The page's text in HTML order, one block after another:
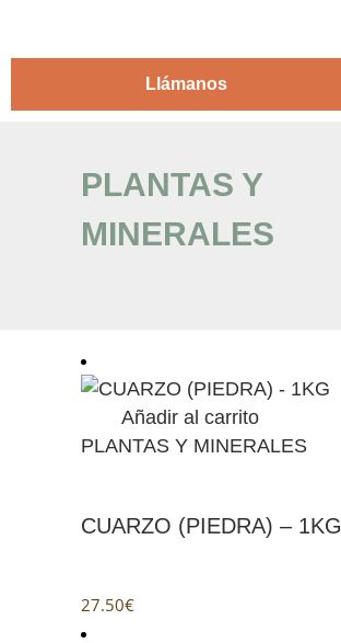
Llámanos
PLANTAS Y
MINERALES
Añadir al carrito
PLANTAS Y MINERALES
CUARZO (PIEDRA) – 1KG
27.50€